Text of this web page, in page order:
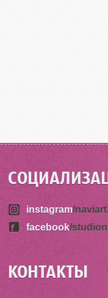
instagram/
facebook/
КОНТАКТЫ